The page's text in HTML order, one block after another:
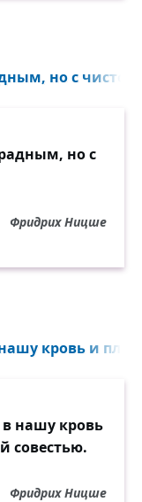
но с чистой
но с
Фридрих Ницше
кровь и
нашу кровь
совестью.
Фридрих Ницше